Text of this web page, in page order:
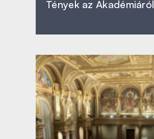
Tények az Akadémiáról